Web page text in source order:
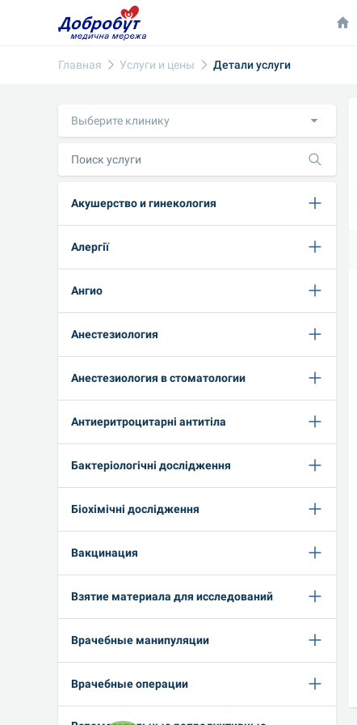
Главная Услуги и цены Детали услуги
Выберите клинику
Акушерство и гинекология
Алергії
Ангио
Анестезиология
Анестезиология в стоматологии
Антиеритроцитарні антитіла
Бактеріологічні дослідження
Біохімічні дослідження
Вакцинация
Взятие материала для исследований
Врачебные манипуляции
Врачебные операции